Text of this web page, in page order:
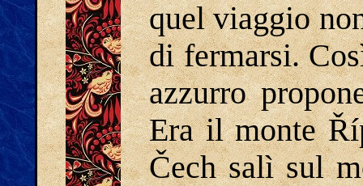
quel viaggio
di fermarsi.
azzurro
Era il monte
Čech salì sul